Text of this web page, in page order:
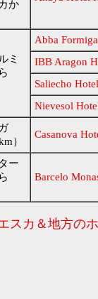
か
ミ
Abba
IBB Aragon
Saliecho
Nievesol
）
Casanova
ー
Barcelo
スカ＆地方の